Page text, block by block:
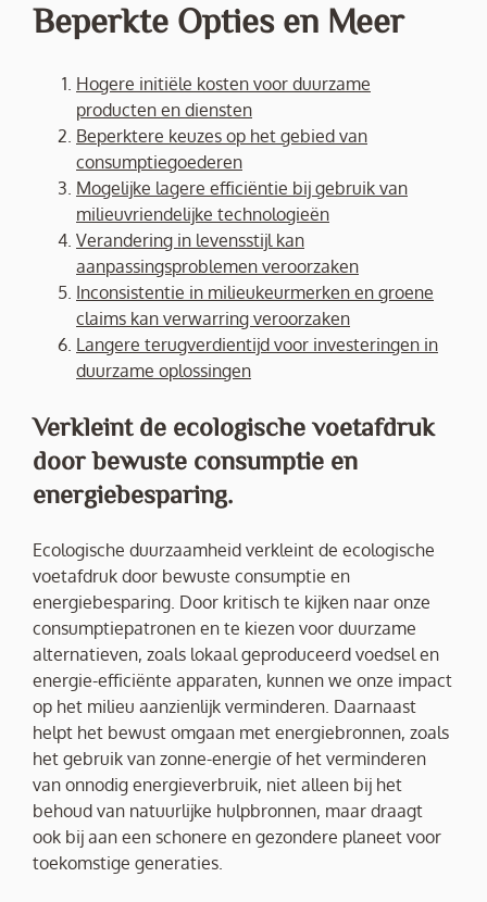
Beperkte Opties en Meer
Hogere initiële kosten voor duurzame
producten en diensten
Beperktere keuzes op het gebied van
consumptiegoederen
Mogelijke lagere efficiëntie bij gebruik van
milieuvriendelijke technologieën
Verandering in levensstijl kan
aanpassingsproblemen veroorzaken
Inconsistentie in milieukeurmerken en groene
claims kan verwarring veroorzaken
Langere terugverdientijd voor investeringen in
duurzame oplossingen
Verkleint de ecologische voetafdruk
door bewuste consumptie en
energiebesparing.
Ecologische duurzaamheid verkleint de ecologische
voetafdruk door bewuste consumptie en
energiebesparing. Door kritisch te kijken naar onze
consumptiepatronen en te kiezen voor duurzame
alternatieven, zoals lokaal geproduceerd voedsel en
energie-efficiënte apparaten, kunnen we onze impact
op het milieu aanzienlijk verminderen. Daarnaast
helpt het bewust omgaan met energiebronnen, zoals
het gebruik van zonne-energie of het verminderen
van onnodig energieverbruik, niet alleen bij het
behoud van natuurlijke hulpbronnen, maar draagt
ook bij aan een schonere en gezondere planeet voor
toekomstige generaties.